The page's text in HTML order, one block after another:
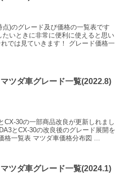
)のグレード及び価格の一覧表です
いときに非常に便利に使えると思い
では見ていきます！ グレード価格一
マツダ車グレード一覧(2022.8)
CX-30の一部商品改良が更新しれまし
とCX-30の改良後のグレード展開を
格一覧表 マツダ車価格分布図 ...
マツダ車グレード一覧(2024.1)